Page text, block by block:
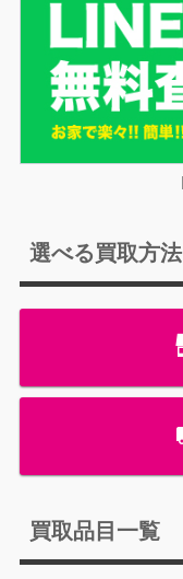
選べる買取方法
買取品目一覧